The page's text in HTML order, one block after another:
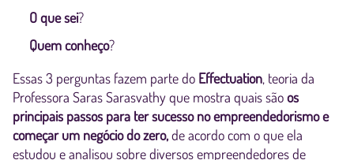
O que sei?
Quem conheço?
Essas 3 perguntas fazem parte do Effectuation, teoria da
Professora Saras Sarasvathy que mostra quais sãoos
principais passos para ter sucesso no empreendedorismo e
começar um negócio do zero,de acordo com o que ela
estudou e analisou sobre diversos empreendedores de